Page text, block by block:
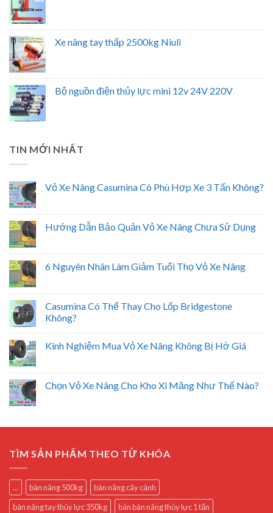
Xe nâng tay thấp 2500kg Niuli
Bộ nguồn điện thủy lực mini 12v 24V 220V
TIN MỚI NHẤT
Vỏ Xe Nâng Casumina Có Phù Hợp Xe 3 Tấn Không?
Hướng Dẫn Bảo Quản Vỏ Xe Nâng Chưa Sử Dụng
6 Nguyên Nhân Làm Giảm Tuổi Thọ Vỏ Xe Nâng
Casumina Có Thể Thay Cho Lốp Bridgestone
Không?
Kinh Nghiệm Mua Vỏ Xe Nâng Không Bị Hớ Giá
Chọn Vỏ Xe Nâng Cho Kho Xi Măng Như Thế Nào?
TÌM SẢN PHẨM THEO TỪ KHÓA
... bàn nâng 500kg
bàn nâng cây cảnh
bàn nâng tay thủy lực 350kg
bán bàn nâng thủy lực 1 tấn